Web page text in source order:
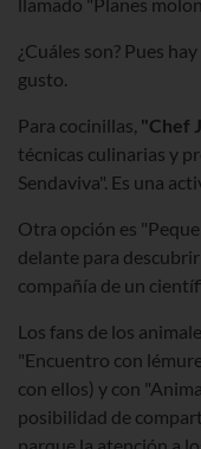
¿Cuáles son? Pues
gusto.
Para cocinillas, "Chef
técnicas culinarias y
Sendaviva". Es una
Otra opción es
delante para
compañía de un
Los fans de los
"Encuentro con
con ellos) y con
posibilidad de